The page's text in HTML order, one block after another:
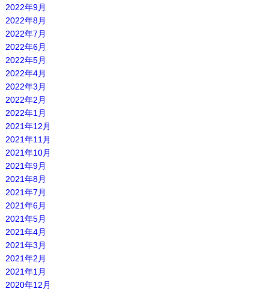
2022年9月
2022年8月
2022年7月
2022年6月
2022年5月
2022年4月
2022年3月
2022年2月
2022年1月
2021年12月
2021年11月
2021年10月
2021年9月
2021年8月
2021年7月
2021年6月
2021年5月
2021年4月
2021年3月
2021年2月
2021年1月
2020年12月